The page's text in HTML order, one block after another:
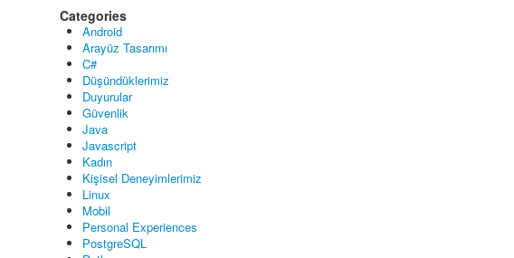
Categories
Android
Arayüz Tasarımı
C#
Düşündüklerimiz
Duyurular
Güvenlik
Java
Javascript
Kadın
Kişisel Deneyimlerimiz
Linux
Mobil
Personal Experiences
PostgreSQL